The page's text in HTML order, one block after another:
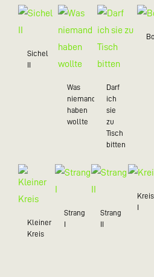
Sichel
Was
niemand
haben
wollte
Darf
ich
sie
zu
Tisch
bitten
Kleiner
Kreis
Strang
Strang
Kreis